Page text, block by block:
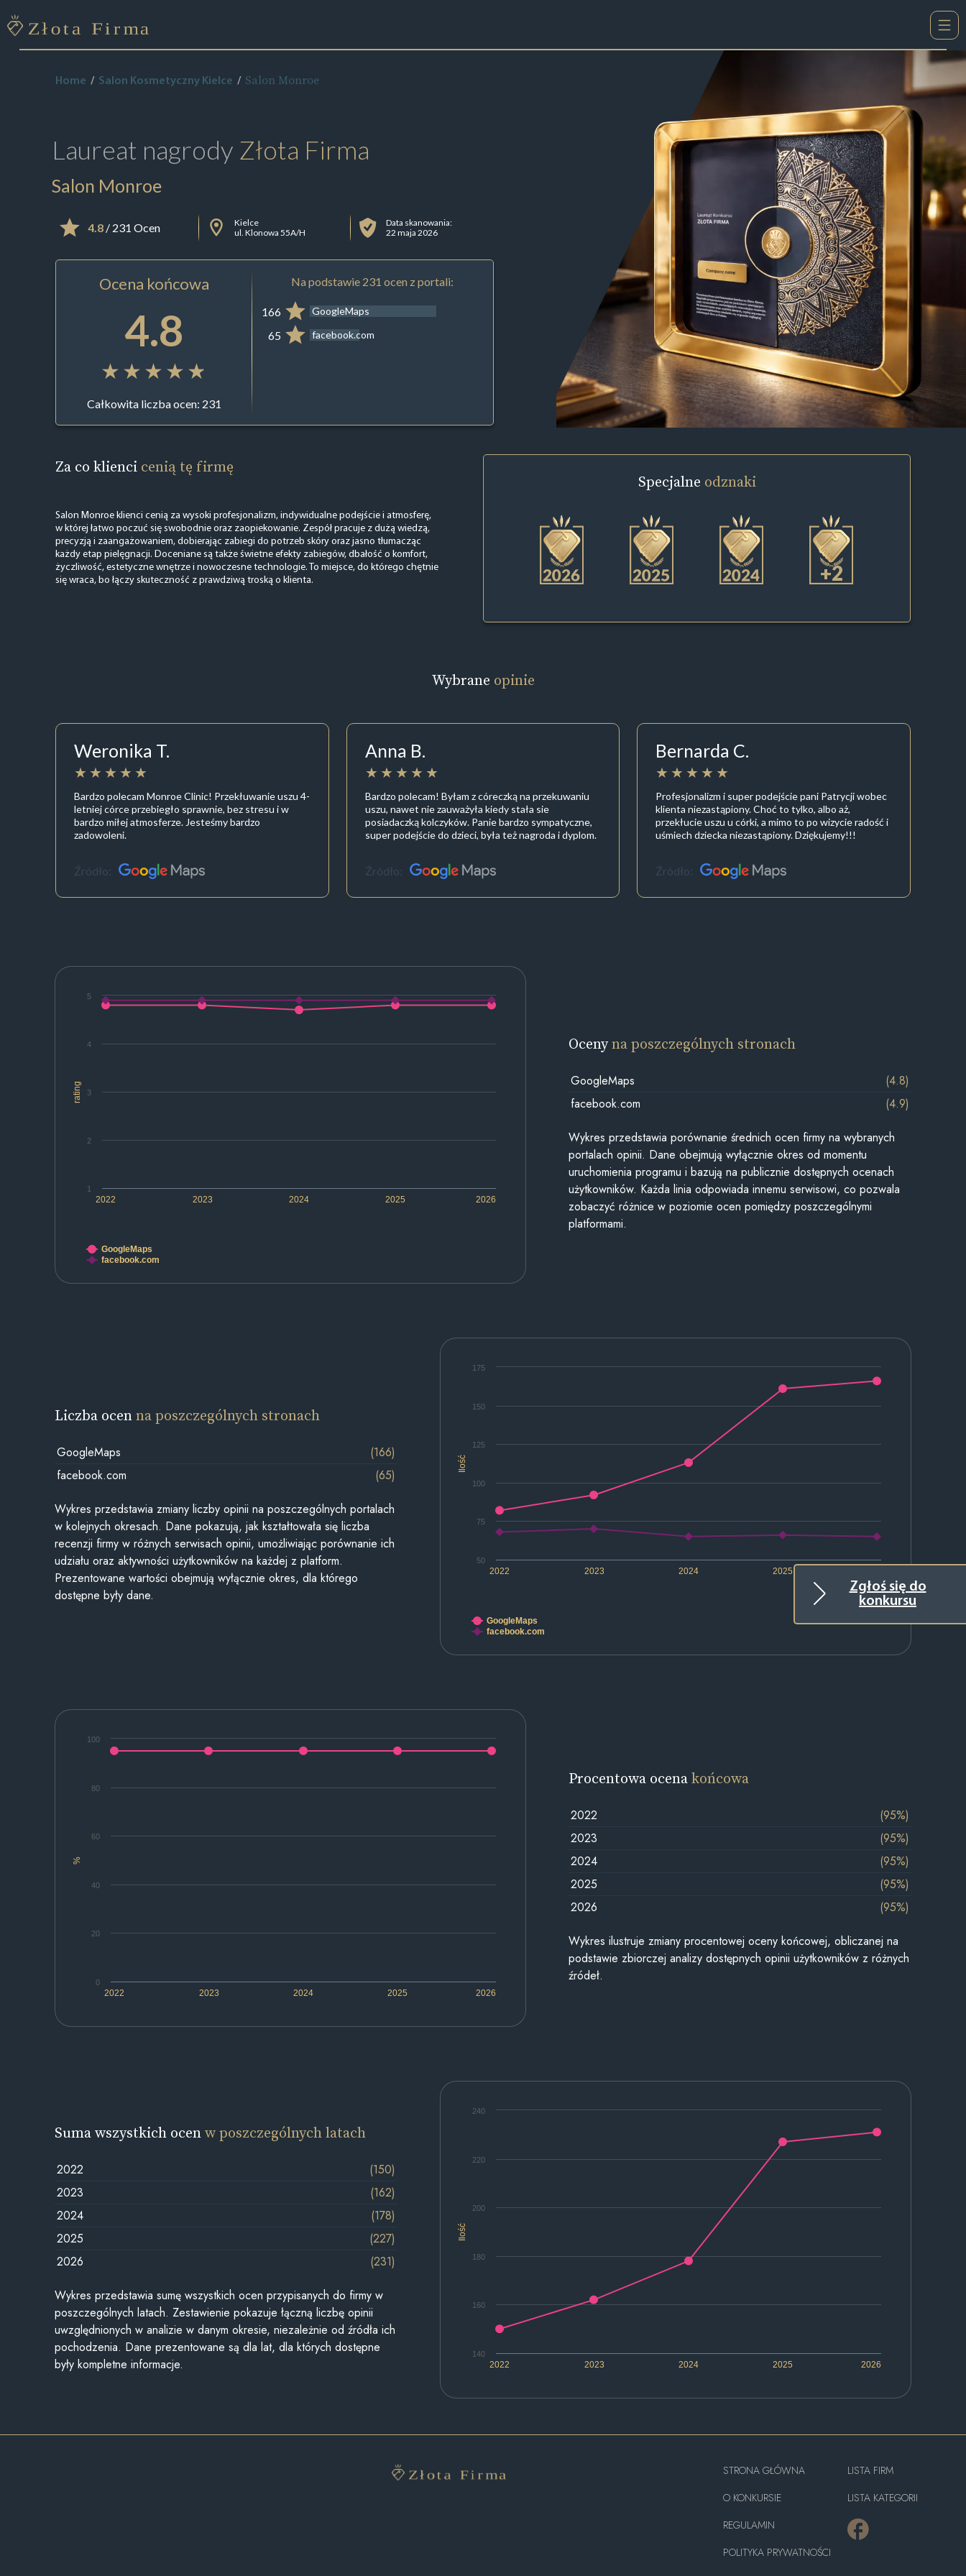
Zgłoś się do
konkursu
Home Salon Kosmetyczny Kielce Salon Monroe
Laureat nagrody Złota Firma
Salon Monroe
4.8/ 231 Ocen
Kielce
ul. Klonowa 55A/H
Data skanowania:
22 maja 2026
Ocena końcowa
4.8
Całkowita liczba ocen: 231
Na podstawie 231 ocen z portali:
166 GoogleMaps
65 facebook.com
Za co klienci cenią tę firmę
Salon Monroe klienci cenią za wysoki profesjonalizm, indywidualne podejście i atmosferę,
w której łatwo poczuć się swobodnie oraz zaopiekowanie. Zespół pracuje z dużą wiedzą,
precyzją i zaangażowaniem, dobierając zabiegi do potrzeb skóry oraz jasno tłumacząc
każdy etap pielęgnacji. Doceniane są także świetne efekty zabiegów, dbałość o komfort,
życzliwość, estetyczne wnętrze i nowoczesne technologie. To miejsce, do którego chętnie
się wraca, bo łączy skuteczność z prawdziwą troską o klienta.
Specjalne odznaki
+2
Wybrane opinie
Weronika T.
Bardzo polecam Monroe Clinic! Przekłuwanie uszu 4-
letniej córce przebiegło sprawnie, bez stresu i w
bardzo miłej atmosferze. Jesteśmy bardzo
zadowoleni.
Źródło:
Anna B.
Bardzo polecam! Byłam z córeczką na przekuwaniu
uszu, nawet nie zauważyła kiedy stała sie
posiadaczką kolczyków. Panie bardzo sympatyczne,
super podejście do dzieci, była też nagroda i dyplom.
Źródło:
Bernarda C.
Profesjonalizm i super podejście pani Patrycji wobec
klienta niezastąpiony. Choć to tylko, albo aż,
przekłucie uszu u córki, a mimo to po wizycie radość i
uśmiech dziecka niezastąpiony. Dziękujemy!!!
Źródło:
rating
2022 2023 2024 2025 2026
1
2
3
4
5
GoogleMaps
facebook.com
Ocenyna poszczególnych stronach
GoogleMaps
(4.8)
facebook.com
(4.9)
Wykres przedstawia porównanie średnich ocen firmy na wybranych
portalach opinii. Dane obejmują wyłącznie okres od momentu
uruchomienia programu i bazują na publicznie dostępnych ocenach
użytkowników. Każda linia odpowiada innemu serwisowi, co pozwala
zobaczyć różnice w poziomie ocen pomiędzy poszczególnymi
platformami.
Ilość
2022 2023 2024 2025
50
75
100
125
150
175
GoogleMaps
facebook.com
Liczba ocenna poszczególnych stronach
GoogleMaps
(166)
facebook.com
(65)
Wykres przedstawia zmiany liczby opinii na poszczególnych portalach
w kolejnych okresach. Dane pokazują, jak kształtowała się liczba
recenzji firmy w różnych serwisach opinii, umożliwiając porównanie ich
udziału oraz aktywności użytkowników na każdej z platform.
Prezentowane wartości obejmują wyłącznie okres, dla którego
dostępne były dane.
%
2022 2023 2024 2025 2026
0
20
40
60
80
100
Procentowa ocenakońcowa
2022
(95%)
2023
(95%)
2024
(95%)
2025
(95%)
2026
(95%)
Wykres ilustruje zmiany procentowej oceny końcowej, obliczanej na
podstawie zbiorczej analizy dostępnych opinii użytkowników z różnych
źródeł.
Ilość
2022 2023 2024 2025 2026
140
160
180
200
220
240
Suma wszystkich ocenw poszczególnych latach
2022
(150)
2023
(162)
2024
(178)
2025
(227)
2026
(231)
Wykres przedstawia sumę wszystkich ocen przypisanych do firmy w
poszczególnych latach. Zestawienie pokazuje łączną liczbę opinii
uwzględnionych w analizie w danym okresie, niezależnie od źródła ich
pochodzenia. Dane prezentowane są dla lat, dla których dostępne
były kompletne informacje.
STRONA GŁÓWNA
O KONKURSIE
REGULAMIN
POLITYKA PRYWATNOŚCI
LISTA FIRM
LISTA KATEGORII